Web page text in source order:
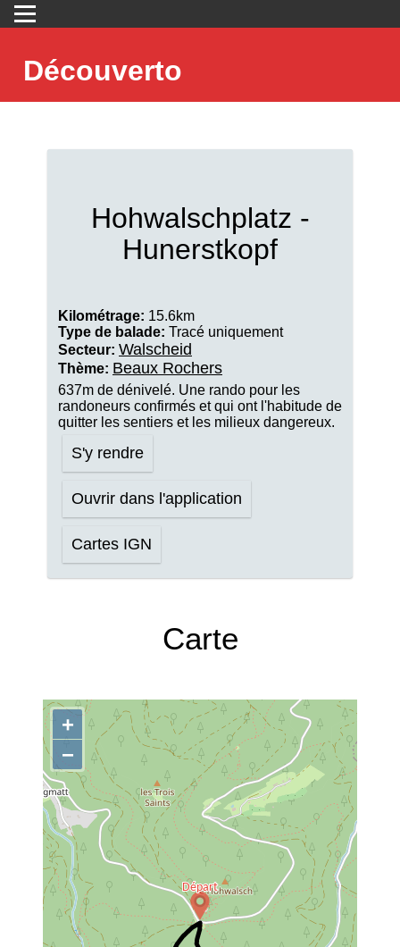
Découverto
Hohwalschplatz -
Hunerstkopf
Kilométrage: 15.6km
Type de balade: Tracé uniquement
Secteur: Walscheid
Thème: Beaux Rochers
637m de dénivelé. Une rando pour les
randoneurs confirmés et qui ont l'habitude de
quitter les sentiers et les milieux dangereux.
S'y rendre
Ouvrir dans l'application
Cartes IGN
Carte
+
−